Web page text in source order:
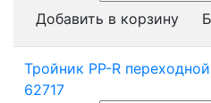
Добавить в корзину
Тройник PP-R
62717